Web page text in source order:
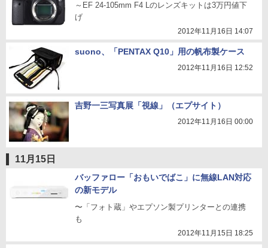
～EF 24-105mm F4 Lのレンズキットは3万円値下
げ
2012年11月16日 14:07
suono、「PENTAX Q10」用の帆布製ケース
2012年11月16日 12:52
吉野一三写真展「視線」（エプサイト）
2012年11月16日 00:00
11月15日
バッファロー「おもいでばこ」に無線LAN対応
の新モデル
〜「フォト蔵」やエプソン製プリンターとの連携
も
2012年11月15日 18:25